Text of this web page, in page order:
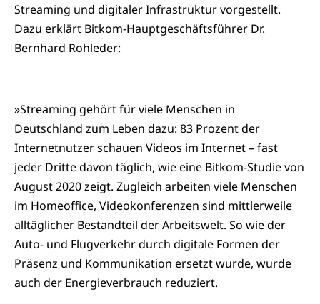
Streaming und digitaler Infrastruktur vorgestellt.
Dazu erklärt Bitkom-Hauptgeschäftsführer Dr.
Bernhard Rohleder:
»Streaming gehört für viele Menschen in
Deutschland zum Leben dazu: 83 Prozent der
Internetnutzer schauen Videos im Internet – fast
jeder Dritte davon täglich, wie eine Bitkom-Studie von
August 2020 zeigt. Zugleich arbeiten viele Menschen
im Homeoffice, Videokonferenzen sind mittlerweile
alltäglicher Bestandteil der Arbeitswelt. So wie der
Auto- und Flugverkehr durch digitale Formen der
Präsenz und Kommunikation ersetzt wurde, wurde
auch der Energieverbrauch reduziert.